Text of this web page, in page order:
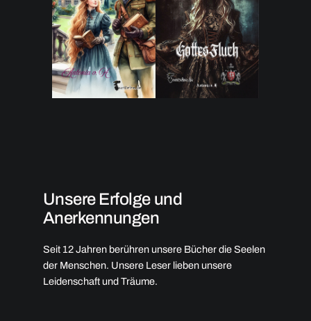
Unsere Erfolge und
Anerkennungen
Seit 12 Jahren berühren unsere Bücher die Seelen
der Menschen. Unsere Leser lieben unsere
Leidenschaft und Träume.